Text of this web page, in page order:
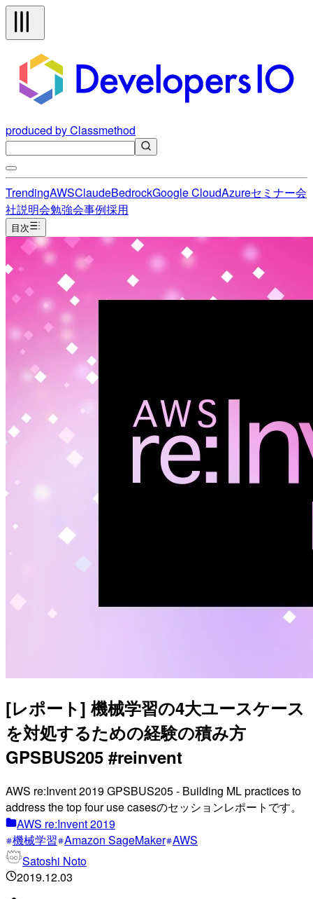
produced by Classmethod
TrendingAWSClaudeBedrockGoogle CloudAzureセミナー会
社説明会勉強会事例採用
目次
[レポート] 機械学習の4大ユースケース
を対処するための経験の積み方
GPSBUS205 #reinvent
AWS re:Invent 2019 GPSBUS205 - Building ML practices to
address the top four use casesのセッションレポートです。
AWS re:Invent 2019
機械学習 Amazon SageMaker AWS
Satoshi Noto
2019.12.03